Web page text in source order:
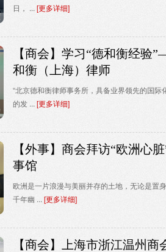
日， ... [更多详细]
【商会】学习“德和衡经
和衡（上海）律师
“北京德和衡律师事务所，具备业界领先的国
的发 ... [更多详细]
【外事】商会拜访“欧洲心
事馆
欧洲是一片浪漫与美丽并存的土地，无论是置
千年幽 ... [更多详细]
【商会】上海市浙江温州